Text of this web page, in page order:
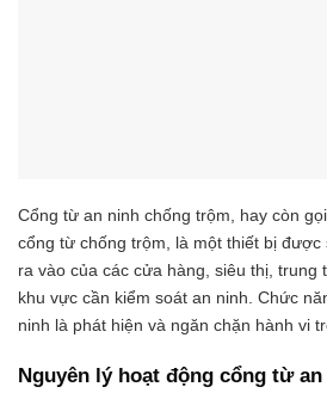
Cổng từ an ninh chống trộm, hay còn
cổng từ chống trộm, là một thiết bị
ra vào của các cửa hàng, siêu thị, trung
khu vực cần kiểm soát an ninh. Chức
ninh là phát hiện và ngăn chặn hành vi
Nguyên lý hoạt động cổng từ an